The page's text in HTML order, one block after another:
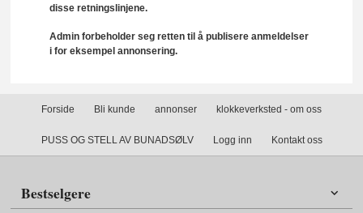
disse retningslinjene.
Admin forbeholder seg retten til å publisere anmeldelser
i for eksempel annonsering.
Forside Bli kunde annonser klokkeverksted - om oss
PUSS OG STELL AV BUNADSØLV Logg inn Kontakt oss
Bestselgere